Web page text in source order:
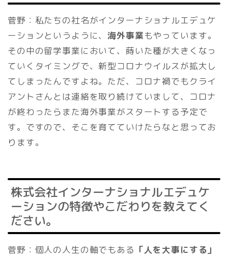
菅野：私たちの社名がインターナショナルエデュケ
ーションというように、海外事業もやっています。
その中の留学事業において、蒔いた種が大きくなっ
ていくタイミングで、新型コロナウイルスが拡大し
てしまったんですよね。ただ、コロナ禍でもクライ
アントさんとは連絡を取り続けていまして、コロナ
が終わったらまた海外事業がスタートする予定で
す。ですので、そこを育てていけたらなと思ってお
ります。
株式会社インターナショナルエデュケ
ーションの特徴やこだわりを教えてく
ださい。
菅野：個人の人生の軸でもある 「人を大事にする」